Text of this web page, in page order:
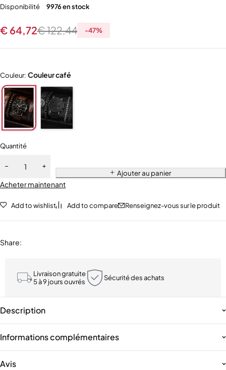
Disponibilité
9976 en stock
€122,44
€ 64,72 -47%
Couleur: Couleur café
Quantité
Ajouter au panier
Acheter maintenant
Add to wishlist Add to compare Renseignez-vous sur le produit
Share:
Livraison gratuite
5 à 9 jours ouvrés
Sécurité des achats
Description
Informations complémentaires
Avis